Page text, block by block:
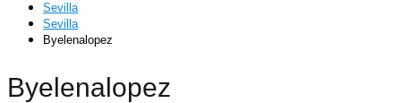
Sevilla
Sevilla
Byelenalopez
Byelenalopez